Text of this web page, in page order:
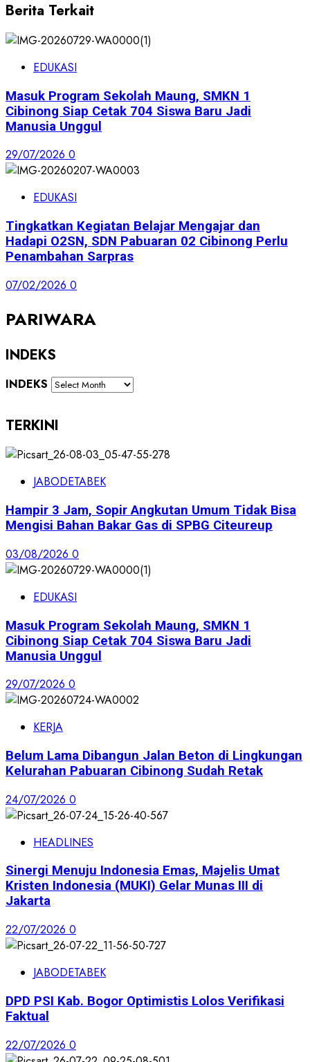
Berita Terkait
EDUKASI
Masuk Program Sekolah Maung, SMKN 1
Cibinong Siap Cetak 704 Siswa Baru Jadi
Manusia Unggul
29/07/2026 0
EDUKASI
Tingkatkan Kegiatan Belajar Mengajar dan
Hadapi O2SN, SDN Pabuaran 02 Cibinong Perlu
Penambahan Sarpras
07/02/2026 0
PARIWARA
INDEKS
INDEKS
TERKINI
JABODETABEK
Hampir 3 Jam, Sopir Angkutan Umum Tidak Bisa
Mengisi Bahan Bakar Gas di SPBG Citeureup
03/08/2026 0
EDUKASI
Masuk Program Sekolah Maung, SMKN 1
Cibinong Siap Cetak 704 Siswa Baru Jadi
Manusia Unggul
29/07/2026 0
KERJA
Belum Lama Dibangun Jalan Beton di Lingkungan
Kelurahan Pabuaran Cibinong Sudah Retak
24/07/2026 0
HEADLINES
Sinergi Menuju Indonesia Emas, Majelis Umat
Kristen Indonesia (MUKI) Gelar Munas III di
Jakarta
22/07/2026 0
JABODETABEK
DPD PSI Kab. Bogor Optimistis Lolos Verifikasi
Faktual
22/07/2026 0